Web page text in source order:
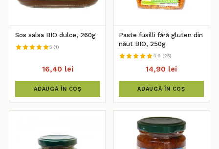
Sos salsa BIO dulce, 260g
5 (1)
16,40 lei
ADAUGĂ ÎN COȘ
Paste fusilli fără gluten din
năut BIO, 250g
4.9 (25)
14,90 lei
ADAUGĂ ÎN COȘ